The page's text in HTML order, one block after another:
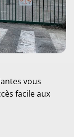
vous
facile aux